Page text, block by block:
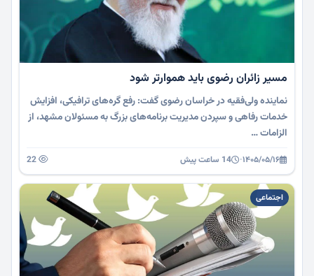
مسیر زائران رضوی باید هموارتر شود
نماینده ولی‌فقیه در خراسان رضوی گفت: رفع گره‌های ترافیکی، افزایش
خدمات رفاهی و سپردن مدیریت برنامه‌های بزرگ به مسئولان مشهد، از
الزامات …
۱۴۰۵/۰۵/۱۶· 14 ساعت پیش
اجتماعی